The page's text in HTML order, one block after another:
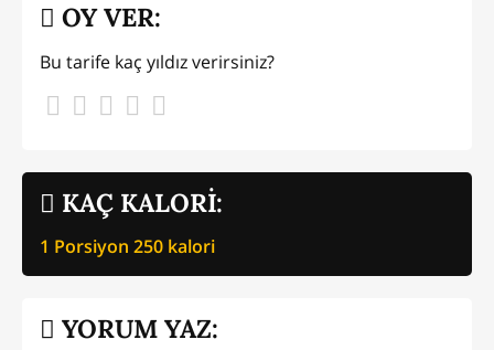
KAÇ KALORİ:
1 Porsiyon 250 kalori
OY VER:
Bu tarife kaç yıldız verirsiniz?
YORUM YAZ: